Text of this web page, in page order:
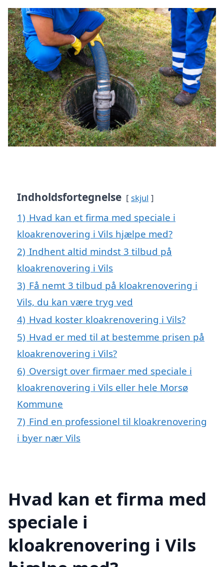
Indholdsfortegnelse skjul
1) Hvad kan et firma med speciale i
kloakrenovering i Vils hjælpe med?
2) Indhent altid mindst 3 tilbud på
kloakrenovering i Vils
3) Få nemt 3 tilbud på kloakrenovering i
Vils, du kan være tryg ved
4) Hvad koster kloakrenovering i Vils?
5) Hvad er med til at bestemme prisen på
kloakrenovering i Vils?
6) Oversigt over firmaer med speciale i
kloakrenovering i Vils eller hele Morsø
Kommune
7) Find en professionel til kloakrenovering
i byer nær Vils
Hvad kan et firma med
speciale i
kloakrenovering i Vils